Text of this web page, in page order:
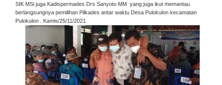
SIK MSi juga Kadispermades Drs Sanyoto MM yang juga ikut memantau
berlangsungnya pemilihan Pilkades antar waktu Desa Pulokulon kecamatan
Pulokulon . Kamis/25/11/2021